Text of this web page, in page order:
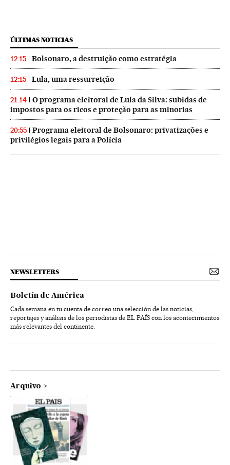
ÚLTIMAS NOTICIAS
12:15 Bolsonaro, a destruição como estratégia
12:15 Lula, uma ressurreição
21:14
O programa eleitoral de Lula da Silva: subidas de
impostos para os ricos e proteção para as minorias
20:55
Programa eleitoral de Bolsonaro: privatizações e
privilégios legais para a Polícia
NEWSLETTERS
Boletín de América
Cada semana en tu cuenta de correo una selección de las noticias,
reportajes y análisis de los periodistas de EL PAÍS con los acontecimientos
más relevantes del continente.
Arquivo